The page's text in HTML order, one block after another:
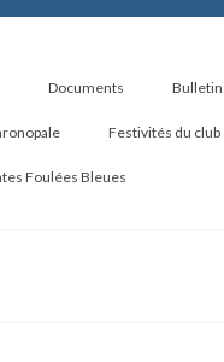
Documents Bulletin
Festivités du club
Foulées Bleues